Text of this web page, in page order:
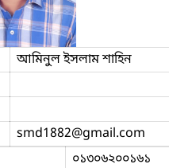
আমিনুল ইসলাম শাহিন
smd1882@gmail.com
০১৩০৬২০০১৬১